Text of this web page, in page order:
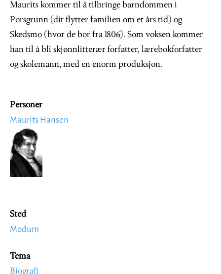
Maurits kommer til å tilbringe barndommen i
Porsgrunn (dit flytter familien om et års tid) og
Skedsmo (hvor de bor fra 1806). Som voksen kommer
han til å bli skjønnlitterær forfatter, lærebokforfatter
og skolemann, med en enorm produksjon.
Personer
Maurits Hansen
Image
Sted
Modum
Tema
Biografi